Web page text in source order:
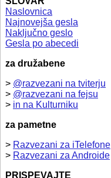
Naslovnica
Najnovejša gesla
Naključno geslo
Gesla po abecedi
za družabene
> @razvezani na tviterju
> @razvezani na fejsu
> in na Kulturniku
za pametne
> Razvezani za iTelefone
> Razvezani za Androide
PRISPEVAJTE